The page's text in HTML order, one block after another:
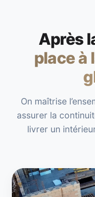
Après
place à
On maîtrise
assurer la
livrer un